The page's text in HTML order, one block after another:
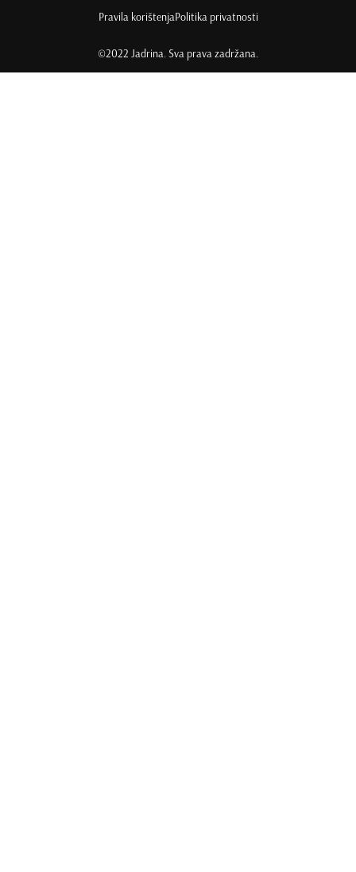
Pravila korištenjaPolitika privatnosti
©2022 Jadrina. Sva prava zadržana.